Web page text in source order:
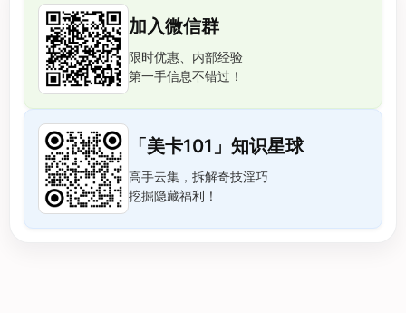
加入微信群
限时优惠、内部经验
第一手信息不错过！
「美卡101」知识星球
高手云集，拆解奇技淫巧
挖掘隐藏福利！